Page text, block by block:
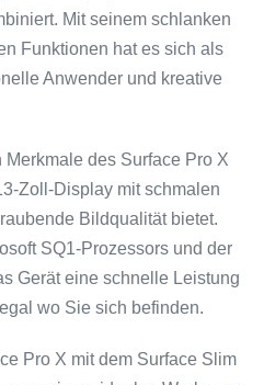
Mit seinem schlanken
Funktionen hat es sich als
Anwender und kreative
des Surface Pro X
Zoll-Display mit schmalen
Bildqualität bietet.
SQ1-Prozessors und der
Gerät eine schnelle Leistung
wo Sie sich befinden.
Pro X mit dem Surface Slim